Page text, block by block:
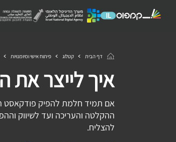
דף הבית קטלוג פיתוח אישי ומיומנויות
איך לייצר את
אם תמיד חלמת להפיק פודקאסט
ההקלטה והעריכה ועד לשיווק
להצליח.